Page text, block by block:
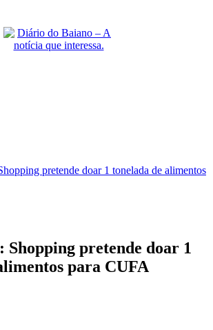
pretende doar 1 tonelada de alimentos
Shopping pretende doar 1
para CUFA